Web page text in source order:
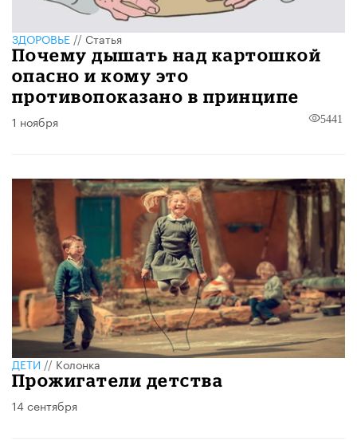
ЗДОРОВЬЕ//Статья
Почему дышать над картошкой
опасно и кому это
противопоказано в принципе
1 ноября 5441
ДЕТИ//Колонка
Прожигатели детства
14 сентября